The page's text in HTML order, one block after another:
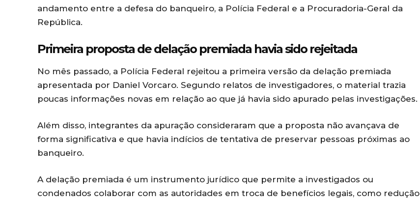
andamento entre a defesa do banqueiro, a Polícia Federal e a Procuradoria-Geral da
República.
Primeira proposta de delação premiada havia sido rejeitada
No mês passado, a Polícia Federal rejeitou a primeira versão da delação premiada
apresentada por Daniel Vorcaro. Segundo relatos de investigadores, o material trazia
poucas informações novas em relação ao que já havia sido apurado pelas investigações.
Além disso, integrantes da apuração consideraram que a proposta não avançava de
forma significativa e que havia indícios de tentativa de preservar pessoas próximas ao
banqueiro.
A delação premiada é um instrumento jurídico que permite a investigados ou
condenados colaborar com as autoridades em troca de benefícios legais, como redução